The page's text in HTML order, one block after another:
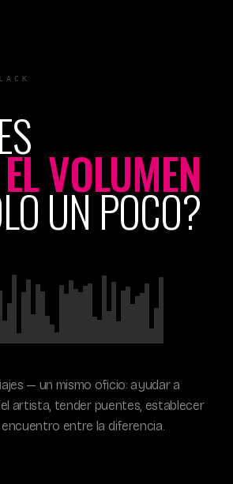
VOLUMEN
UN POCO?
— un mismo oficio: ayudar a
artista, tender puentes, establecer
entre la diferencia.